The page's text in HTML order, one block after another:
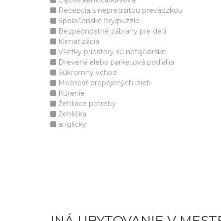
Recepcia s nepretržitou prevádzkou
Spoločenské hry/puzzle
Bezpečnostné zábrany pre deti
Klimatizácia
Všetky priestory sú nefajčiarske
Drevená alebo parketová podlaha
Súkromný vchod
Možnosť prepojených izieb
Kúrenie
Žehliace potreby
Žehlička
anglicky